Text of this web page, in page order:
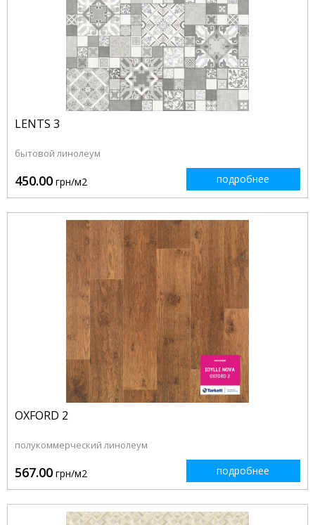
LENTS 3
бытовой линолеум
450.00 грн/м2 подробнее
OXFORD 2
полукоммерческий линолеум
567.00 грн/м2 подробнее